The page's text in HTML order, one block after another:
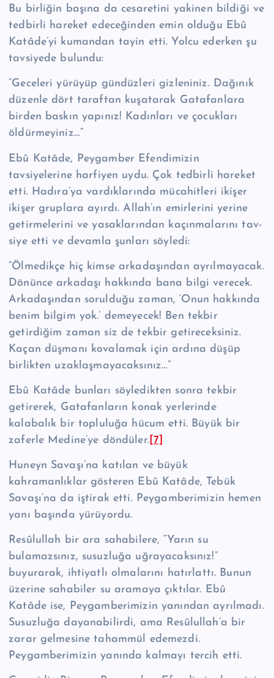
Bu birliğin başına da cesaretini yakinen bildiği ve
tedbirli hareket edeceğinden emin olduğu Ebû
Katâde’yi kumandan tayin etti. Yolcu ederken şu
tavsiyede bulundu:
“Geceleri yürüyüp gündüzleri gizleniniz. Dağınık
düzenle dört taraftan kuşatarak Gatafanlara
birden baskın yapınız! Kadınları ve çocukları
öldürmeyiniz…”
Ebû Katâde, Peygamber Efendimizin
tavsiyelerine harfiyen uydu. Çok ted­birli hareket
etti. Hadıra’ya vardıklarında mücahitleri ikişer
ikişer gruplara ayır­dı. Allah’ın emirlerini yerine
getirmelerini ve yasaklarından kaçınmalarını tav­
siye etti ve devamla şunları söyledi:
“Ölmedikçe hiç kimse arkadaşından ayrılmayacak.
Dönünce arkadaşı hak­kında bana bilgi verecek.
Arkadaşından sorulduğu zaman, ‘Onun hakkında
be­nim bilgim yok.’ demeyecek! Ben tekbir
getirdiğim zaman siz de tekbir getire­ceksiniz.
Kaçan düşmanı kovalamak için ardına düşüp
birlikten uzaklaşmayacaksınız…”
Ebû Katâde bunları söyledikten sonra tekbir
getirerek, Gatafanların konak yerlerinde
kalabalık bir topluluğa hücum etti. Büyük bir
zaferle Medine’ye dön­düler.[7]
Huneyn Savaşı’na katılan ve büyük
kahramanlıklar gösteren Ebû Katâde, Tebük
Savaşı’na da iştirak etti. Peygamberimizin hemen
yanı başında yürüyordu.
Re­sû­lul­lah bir ara sahabilere, “Yarın su
bulamazsınız, susuzluğa uğrayacaksınız!”
buyurarak, ihtiyatlı olmalarını hatırlattı. Bunun
üzerine sahabiler su aramaya çıktılar. Ebû
Katâde ise, Peygamberimizin yanından ayrılmadı.
Susuzluğa dayanabilirdi, ama Re­sû­lul­lah’a bir
zarar gelmesine tahammül edemezdi.
Peygamberimizin yanında kalmayı tercih etti.